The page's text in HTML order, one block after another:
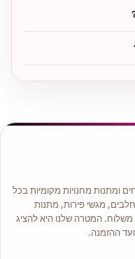
ומתנות מחנויות מקומיות בכל
מגשי פירות, מתנות
משלוח. המטרה שלנו היא להציג
ההזמנה.